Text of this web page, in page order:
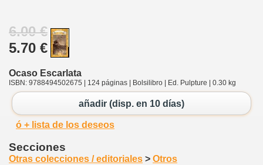
6.00 €
5.70 €
Ocaso Escarlata
ISBN: 9788494502675 | 124 páginas | Bolsilibro | Ed. Pulpture | 0.30 kg
añadir (disp. en 10 días)
ó + lista de los deseos
Secciones
Otras colecciones / editoriales > Otros